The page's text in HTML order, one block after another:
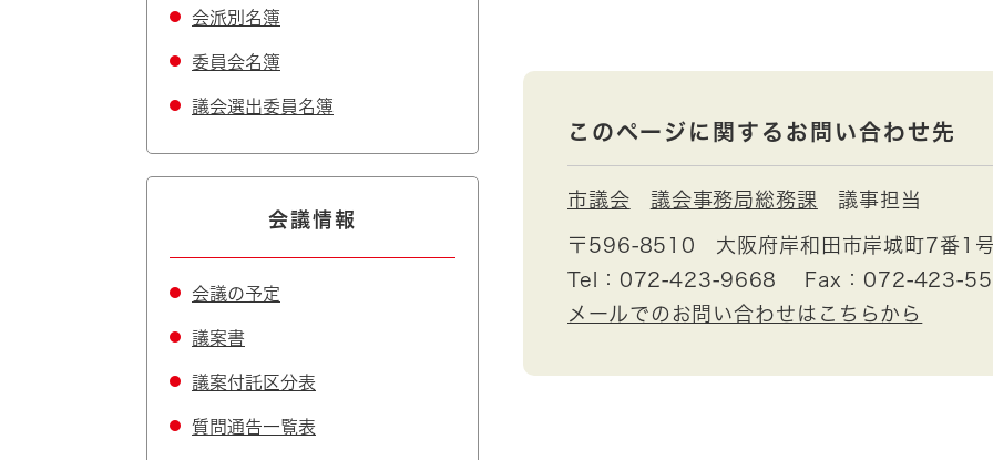
このページに関するお問い合わせ先
市議会 議会事務局総務課 議事担当
〒596-8510
大阪府岸和田市岸城町7番1
Tel：072-423-9668
Fax：072-423-
メールでのお問い合わせはこちらから
会派別名簿
委員会名簿
議会選出委員名簿
会議情報
会議の予定
議案書
議案付託区分表
質問通告一覧表